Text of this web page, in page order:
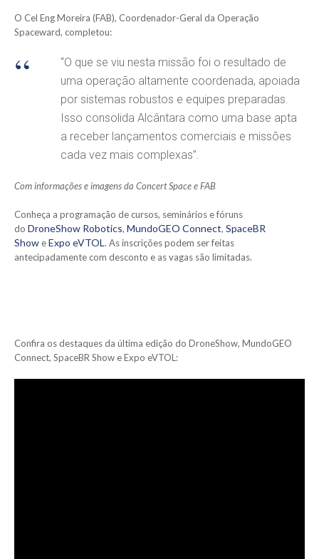
O Cel Eng Moreira (FAB), Coordenador-Geral da Operação
Spaceward, completou:
“O que se viu nesta missão foi o resultado de
uma operação altamente coordenada, apoiada
por sistemas robustos e equipes preparadas.
Isso consolida Alcântara como uma base apta
a receber lançamentos comerciais e missões
cada vez mais complexas”.
Com informações e imagens da Concert Space e FAB
Conheça a programação de cursos, seminários e fóruns
do DroneShow Robotics, MundoGEO Connect, SpaceBR
Show eExpo eVTOL. As inscrições podem ser feitas
antecipadamente com desconto e as vagas são limitadas.
Confira os destaques da última edição do DroneShow, MundoGEO
Connect, SpaceBR Show e Expo eVTOL: